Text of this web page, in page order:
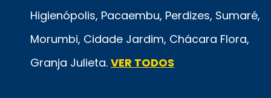
Higienópolis, Pacaembu, Perdizes, Sumaré,
Morumbi, Cidade Jardim, Chácara Flora,
Granja Julieta. VER TODOS